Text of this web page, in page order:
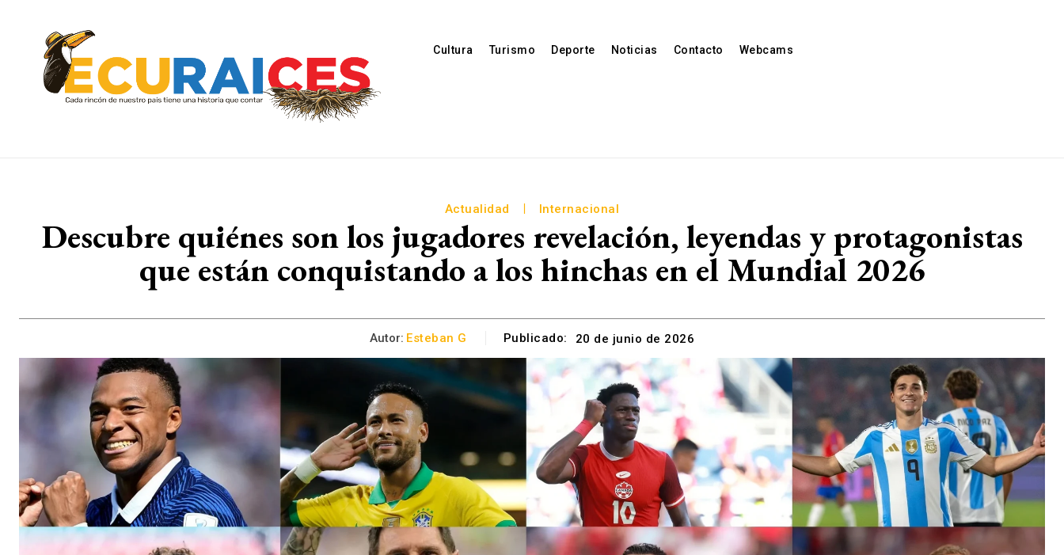
Cultura Turismo Deporte Noticias Contacto Webcams
Actualidad Internacional
Descubre quiénes son los jugadores revelación, leyendas y protagonistas
que están conquistando a los hinchas en el Mundial 2026
Autor: Esteban G Publicado: 20 de junio de 2026